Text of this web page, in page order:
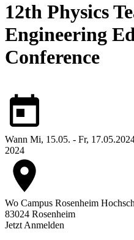
12th Physics
Engineering
Conference
Wann Mi, 15.05. - Fr,
2024
Wo Campus Rosenheim
83024 Rosenheim
Jetzt Anmelden